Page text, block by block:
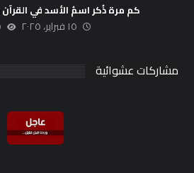
كم مرة ذُكر اسمُ الأسد في
١٥ فبراير، ٢٠٢٥
مشاركات عشوائية